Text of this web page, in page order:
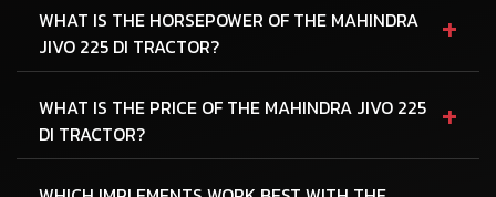
WHAT IS THE HORSEPOWER OF THE MAHINDRA
JIVO 225 DI TRACTOR?
+
WHAT IS THE PRICE OF THE MAHINDRA JIVO 225
DI TRACTOR?
+